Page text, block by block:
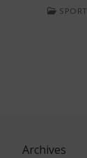
SPORT
Archives